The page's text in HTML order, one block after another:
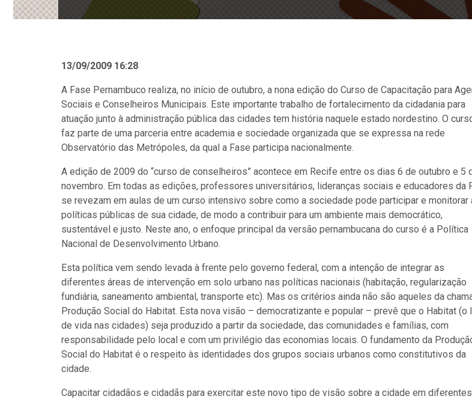
13/09/2009 16:28
A Fase Pernambuco realiza, no início de outubro, a nona edição do Curso de Capacitação para
Sociais e Conselheiros Municipais. Este importante trabalho de fortalecimento da cidadania para
atuação junto à administração pública das cidades tem história naquele estado nordestino. O
faz parte de uma parceria entre academia e sociedade organizada que se expressa na rede
Observatório das Metrópoles, da qual a Fase participa nacionalmente.
A edição de 2009 do “curso de conselheiros” acontece em Recife entre os dias 6 de outubro e 5
novembro. Em todas as edições, professores universitários, lideranças sociais e educadores da
se revezam em aulas de um curso intensivo sobre como a sociedade pode participar e monitorar
políticas públicas de sua cidade, de modo a contribuir para um ambiente mais democrático,
sustentável e justo. Neste ano, o enfoque principal da versão pernambucana do curso é a Política
Nacional de Desenvolvimento Urbano.
Esta política vem sendo levada à frente pelo governo federal, com a intenção de integrar as
diferentes áreas de intervenção em solo urbano nas políticas nacionais (habitação, regularização
fundiária, saneamento ambiental, transporte etc). Mas os critérios ainda não são aqueles da
Produção Social do Habitat. Esta nova visão – democratizante e popular – prevê que o Habitat (o
de vida nas cidades) seja produzido a partir da sociedade, das comunidades e famílias, com
responsabilidade pelo local e com um privilégio das economias locais. O fundamento da
Social do Habitat é o respeito às identidades dos grupos sociais urbanos como constitutivos da
cidade.
Capacitar cidadãos e cidadãs para exercitar este novo tipo de visão sobre a cidade em diferentes